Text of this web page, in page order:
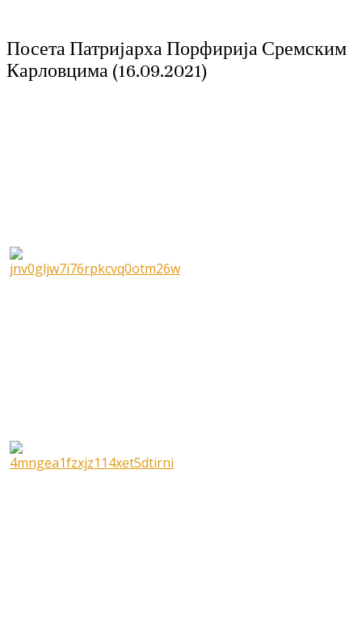
Посета Патријарха Порфирија Сремским
Карловцима (16.09.2021)